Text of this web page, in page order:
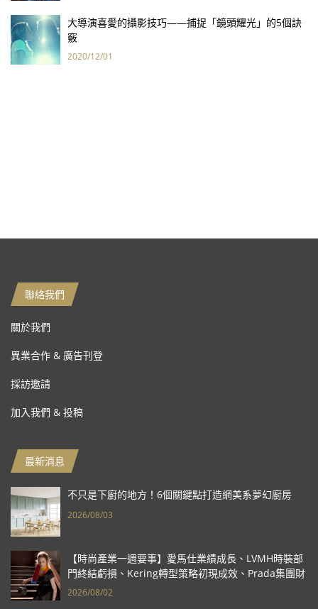
大導演喜愛的攝影技巧——捕捉「鏡頭耀光」的5個訣
竅
2020/12/01
聯絡我們
關於我們
異業合作 & 廣告刊登
採訪邀請
加入我們 & 投稿
最新消息
不只是下廚的地方！6個關鍵點打造網美系夢幻廚房
2026/08/03
【時尚產業一週要事】愛馬仕業績成長、LVMH時裝部
門終結虧損、Kering轉型策略初現成效、Prada集團財
報亮眼
2026/08/02